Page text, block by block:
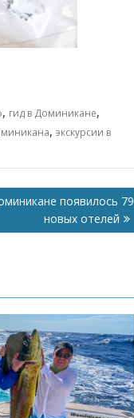
, гид в Доминикане,
, экскурсии в
появилось 79
новых отелей